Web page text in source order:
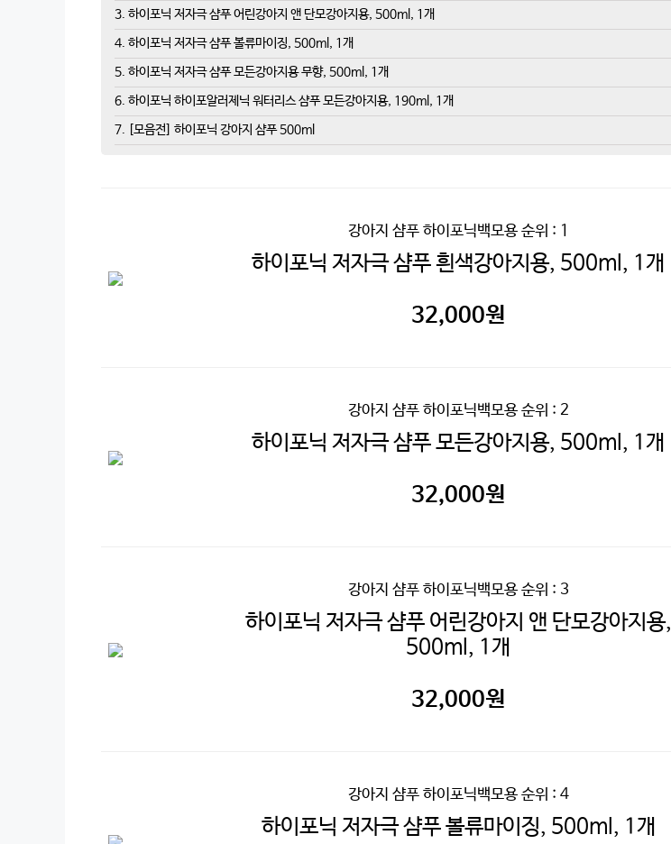
3. 하이포닉 저자극 샴푸 어린강아지 앤 단모강아지용, 500ml, 1개
4. 하이포닉 저자극 샴푸 볼류마이징, 500ml, 1개
5. 하이포닉 저자극 샴푸 모든강아지용 무향, 500ml, 1개
6. 하이포닉 하이포알러제닉 워터리스 샴푸 모든강아지용, 190ml, 1개
7. [모음전] 하이포닉 강아지 샴푸 500ml
강아지 샴푸 하이포닉백모용순위 : 1
하이포닉 저자극 샴푸 흰색강아지용, 500ml, 1개
32,000원
강아지 샴푸 하이포닉백모용순위 : 2
하이포닉 저자극 샴푸 모든강아지용, 500ml, 1개
32,000원
강아지 샴푸 하이포닉백모용순위 : 3
하이포닉 저자극 샴푸 어린강아지 앤 단모강아지용,
500ml, 1개
32,000원
강아지 샴푸 하이포닉백모용순위 : 4
하이포닉 저자극 샴푸 볼류마이징, 500ml, 1개